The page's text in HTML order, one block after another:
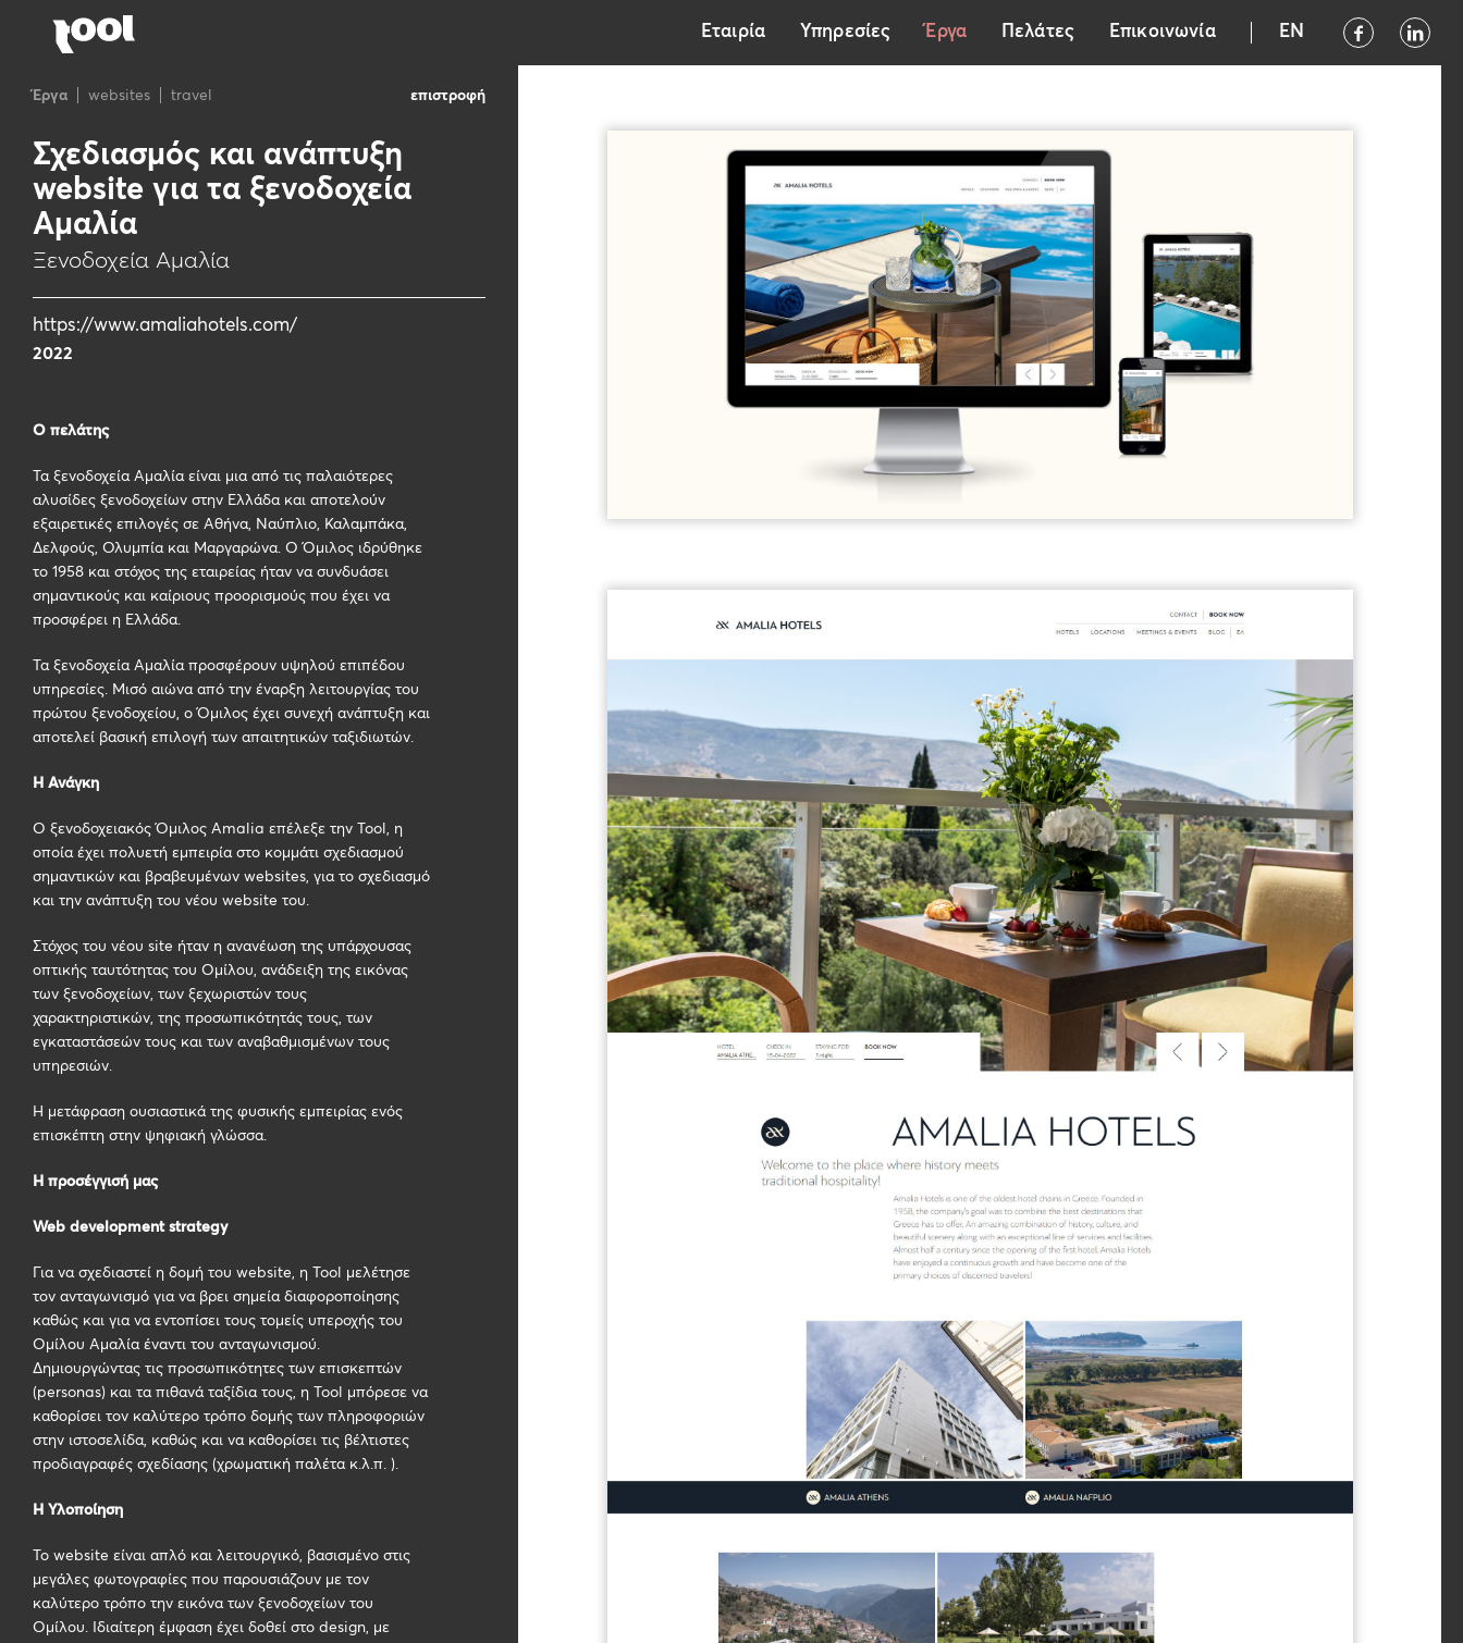
Εταιρία Υπηρεσίες Έργα Πελάτες Επικοινωνία EN
Έργα websites travel επιστροφή
Σχεδιασμός και ανάπτυξη
website για τα ξενοδοχεία
Αμαλία
Ξενοδοχεία Αμαλία
https://www.amaliahotels.com/
2022
Ο πελάτης
Τα ξενοδοχεία Αμαλία είναι μια από τις παλαιότερες
αλυσίδες ξενοδοχείων στην Ελλάδα και αποτελούν
εξαιρετικές επιλογές σε Αθήνα, Ναύπλιο, Καλαμπάκα,
Δελφούς, Ολυμπία και Μαργαρώνα. Ο Όμιλος ιδρύθηκε
το 1958 και στόχος της εταιρείας ήταν να συνδυάσει
σημαντικούς και καίριους προορισμούς που έχει να
προσφέρει η Ελλάδα.
Τα ξενοδοχεία Αμαλία προσφέρουν υψηλού επιπέδου
υπηρεσίες. Μισό αιώνα από την έναρξη λειτουργίας του
πρώτου ξενοδοχείου, ο Όμιλος έχει συνεχή ανάπτυξη και
αποτελεί βασική επιλογή των απαιτητικών ταξιδιωτών.
Η Ανάγκη
O ξενοδοχειακός Όμιλος Amalia επέλεξε την Tool , η
οποία έχει πολυετή εμπειρία στο κομμάτι σχεδιασμού
σημαντικών και βραβευμένων websites, για το σχεδιασμό
και την ανάπτυξη του νέου website του.
Στόχος του νέου site ήταν η ανανέωση της υπάρχουσας
οπτικής ταυτότητας του Ομίλου, ανάδειξη της εικόνας
των ξενοδοχείων, των ξεχωριστών τους
χαρακτηριστικών, της προσωπικότητάς τους, των
εγκαταστάσεών τους και των αναβαθμισμένων τους
υπηρεσιών.
Η μετάφραση ουσιαστικά της φυσικής εμπειρίας ενός
επισκέπτη στην ψηφιακή γλώσσα.
Η προσέγγισή μας
Web development strategy
Για να σχεδιαστεί η δομή του website, η Tool
μελέτησε
τον ανταγωνισμό για να βρει σημεία διαφοροποίησης
καθώς και για να εντοπίσει τους τομείς υπεροχής τoυ
Ομίλου Αμαλία έναντι του ανταγωνισμού.
Δημιουργώντας τις προσωπικότητες των επισκεπτών
(personas) και τα πιθανά ταξίδια τους, η Tool
μπόρεσε να
καθορίσει τον καλύτερο τρόπο δομής των πληροφοριών
στην ιστοσελίδα, καθώς και να καθορίσει τις βέλτιστες
προδιαγραφές σχεδίασης (χρωματική παλέτα κ.λ.π. ).
Η Υλοποίηση
Το website είναι απλό και λειτουργικό, βασισμένο στις
μεγάλες φωτογραφίες που παρουσιάζουν με τον
καλύτερο τρόπο την εικόνα των ξενοδοχείων του
Ομίλου. Ιδιαίτερη έμφαση έχει δοθεί στο design, με